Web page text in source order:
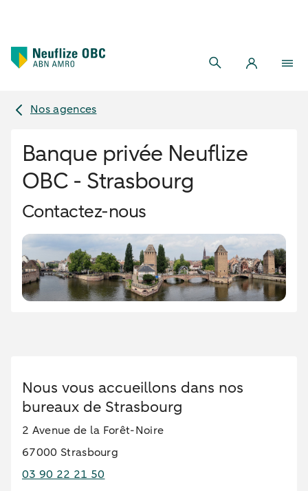
Nos agences
Banque privée Neuflize
OBC - Strasbourg
Contactez-nous
Nous vous accueillons dans nos
bureaux de Strasbourg
2 Avenue de la Forêt-Noire
67000 Strasbourg
03 90 22 21 50